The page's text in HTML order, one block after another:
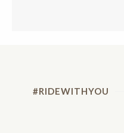
#RIDEWITHYOU